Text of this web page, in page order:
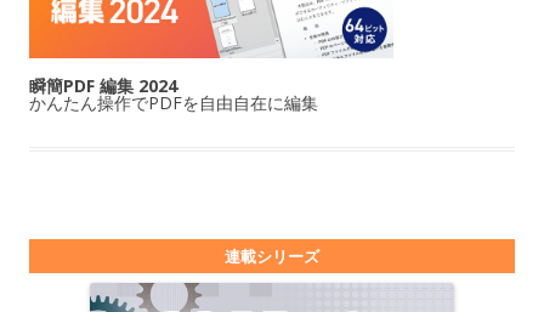
瞬簡PDF 編集 2024
かんたん操作でPDFを自由自在に編集
連載シリーズ